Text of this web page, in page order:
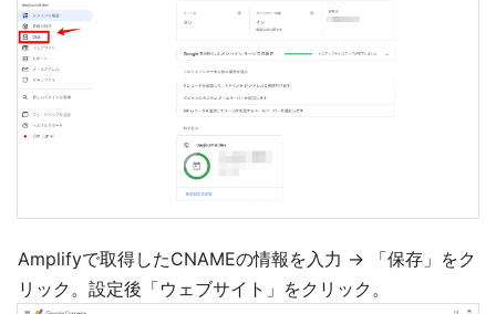
Amplifyで取得したCNAMEの情報を入力 → 「保存」をク
リック。設定後「ウェブサイト」をクリック。